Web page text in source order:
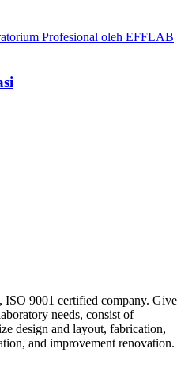
9001 certified company. Give
needs, consist of
design and layout, fabrication,
and improvement renovation.